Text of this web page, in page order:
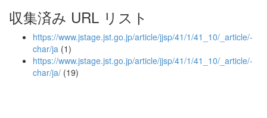
収集済み URL リスト
https://www.jstage.jst.go.jp/article/jjsp/41/1/41_10/_article/-
char/ja (1)
https://www.jstage.jst.go.jp/article/jjsp/41/1/41_10/_article/-
char/ja/ (19)